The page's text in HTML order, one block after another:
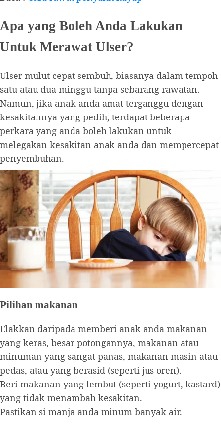
Apa yang Boleh Anda Lakukan
Untuk Merawat Ulser?
Ulser mulut cepat sembuh, biasanya dalam tempoh
satu atau dua minggu tanpa sebarang rawatan.
Namun, jika anak anda amat terganggu dengan
kesakitannya yang pedih, terdapat beberapa
perkara yang anda boleh lakukan untuk
melegakan kesakitan anak anda dan mempercepat
penyembuhan.
Pilihan makanan
Elakkan daripada memberi anak anda makanan
yang keras, besar potongannya, makanan atau
minuman yang sangat panas, makanan masin atau
pedas, atau yang berasid (seperti jus oren).
Beri makanan yang lembut (seperti yogurt, kastard)
yang tidak menambah kesakitan.
Pastikan si manja anda minum banyak air.